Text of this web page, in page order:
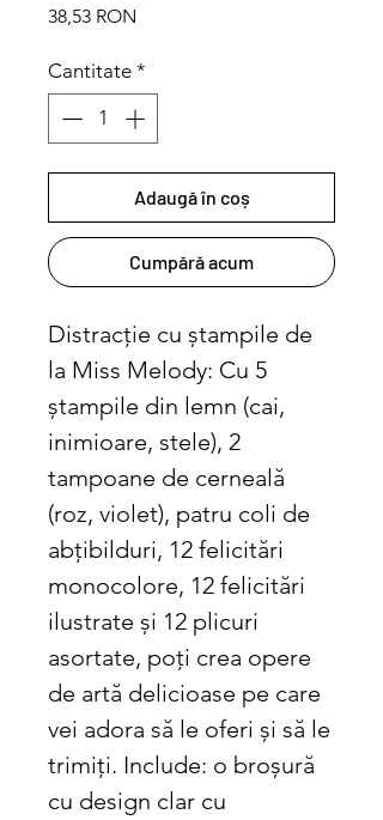
38,53 RON
Cantitate *
Adaugă în coș
Cumpără acum
Distracție cu ștampile de
la Miss Melody: Cu 5
ștampile din lemn (cai,
inimioare, stele), 2
tampoane de cerneală
(roz, violet), patru coli de
abțibilduri, 12 felicitări
monocolore, 12 felicitări
ilustrate și 12 plicuri
asortate, poți crea opere
de artă delicioase pe care
vei adora să le oferi și să le
trimiți. Include: o broșură
cu design clar cu